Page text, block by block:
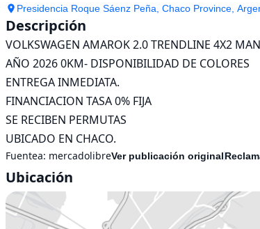
Presidencia Roque Sáenz Peña, Chaco Province,
Descripción
VOLKSWAGEN AMAROK 2.0 TRENDLINE 4X2
AÑO 2026 0KM- DISPONIBILIDAD DE COLORES
ENTREGA INMEDIATA.
FINANCIACION TASA 0% FIJA
SE RECIBEN PERMUTAS
UBICADO EN CHACO.
Fuentea: mercadolibreVer publicación original
Ubicación